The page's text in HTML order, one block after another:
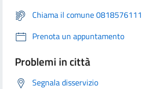
Chiama il comune 0818576111
Prenota un appuntamento
Problemi in città
Segnala disservizio